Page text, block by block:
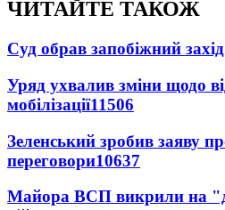
ЧИТАЙТЕ ТАКОЖ
Суд обрав запобіжний
Уряд ухвалив зміни щодо
мобілізації11506
Зеленський зробив заяву
переговори10637
Майора ВСП викрили на